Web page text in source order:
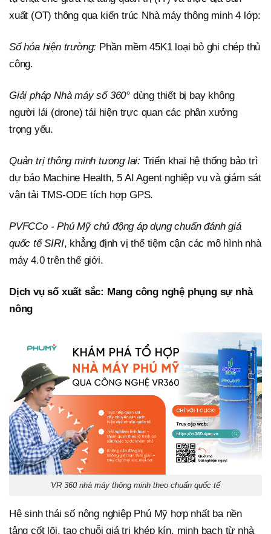
xuất (OT) thông qua kiến trúc Nhà máy thông minh 4 lớp:
Số hóa hiện trường: Phần mềm 45K1 loại bỏ ghi chép thủ
công.
Giải pháp Nhà máy số 360° dùng thiết bị bay không
người lái (drone) tái hiện trực quan các phân xưởng
trọng yếu.
Quản trị thông minh tương lai: Triển khai hệ thống bảo trì
dự báo Machine Health, 5 AI Agent nghiệp vụ và giám sát
vận tải TMS-ODE tích hợp GPS.
PVFCCo - Phú Mỹ chủ động áp dụng chuẩn đánh giá
quốc tế SIRI, khẳng định vị thế tiệm cận các mô hình nhà
máy 4.0 trên thế giới.
Dịch vụ số xuất sắc: Mang công nghệ phụng sự nhà
nông
VR 360 nhà máy thông minh theo chuẩn quốc tế
Hệ sinh thái số nông nghiệp Phú Mỹ hợp nhất ba nền
tảng cốt lõi, tạo chuỗi giá trị khép kín, minh bạch từ nhà